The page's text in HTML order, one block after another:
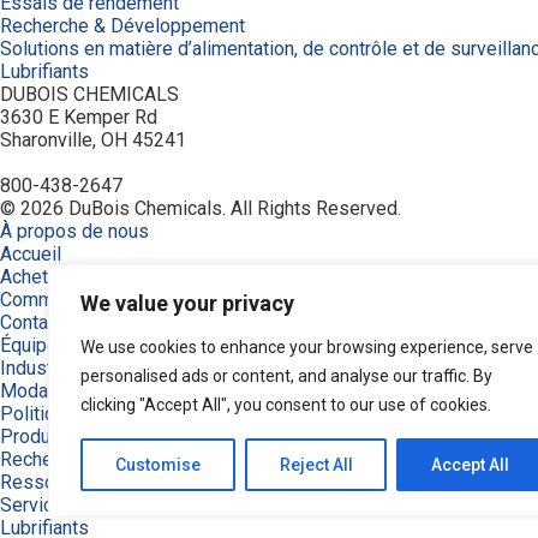
We value your privacy
We use cookies to enhance your browsing experience, serve
personalised ads or content, and analyse our traffic. By
clicking "Accept All", you consent to our use of cookies.
Customise Reject All Accept All
Recherche & Développement
Solutions en matière d’alimentation, de contrôle et de
Lubrifiants
DUBOIS CHEMICALS
3630 E Kemper Rd
Sharonville, OH 45241
800-438-2647
© 2026 DuBois Chemicals. All Rights Reserved.
À propos de nous
Accueil
Achetez maintenant
Commande
Contactez-nous
Équipement
Industries
Modalités
Politique de confidentialité
Produits
Recherche de produits
Ressources
Service et soutien
Lubrifiants